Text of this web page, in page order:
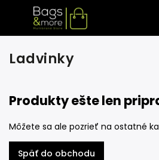
Ladvinky
Produkty ešte len
Môžete sa ale pozrieť na ostatné
Späť do obchodu